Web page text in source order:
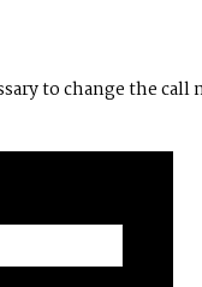
to change the